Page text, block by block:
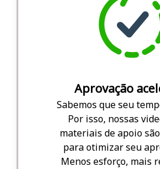
Aprovação
Sabemos que seu
Por isso, nossas
materiais de apoio
para otimizar seu
Menos esforço, mais